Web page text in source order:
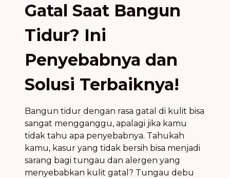
Gatal Saat Bangun
Tidur? Ini
Penyebabnya dan
Solusi Terbaiknya!
Bangun tidur dengan rasa gatal di kulit bisa
sangat mengganggu, apalagi jika kamu
tidak tahu apa penyebabnya. Tahukah
kamu, kasur yang tidak bersih bisa menjadi
sarang bagi tungau dan alergen yang
menyebabkan kulit gatal? Tungau debu